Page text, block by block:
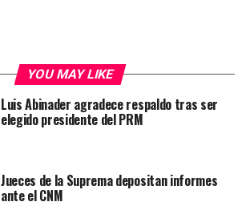
YOU MAY LIKE
Luis Abinader agradece respaldo tras ser
elegido presidente del PRM
Jueces de la Suprema depositan informes
ante el CNM